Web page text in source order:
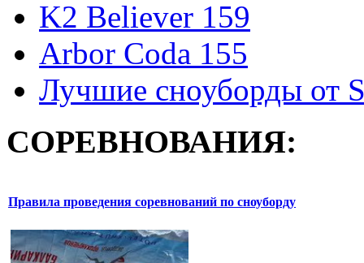
K2 Believer 159
Arbor Coda 155
Лучшие сноуборды от
СОРЕВНОВАНИЯ:
Правила проведения соревнований по сноуборду